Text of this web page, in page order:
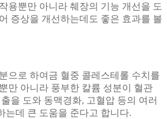
용뿐만 아니라 췌장의 기능 개선을 도
증상을 개선하는데도 좋은 효과를 볼
으로 하여금 혈중 콜레스테롤 수치를
만 아니라 풍부한 칼륨 성분이 혈관
을 도와 동맥경화, 고혈압 등의 여러
는데 큰 도움을 준다고 합니다.